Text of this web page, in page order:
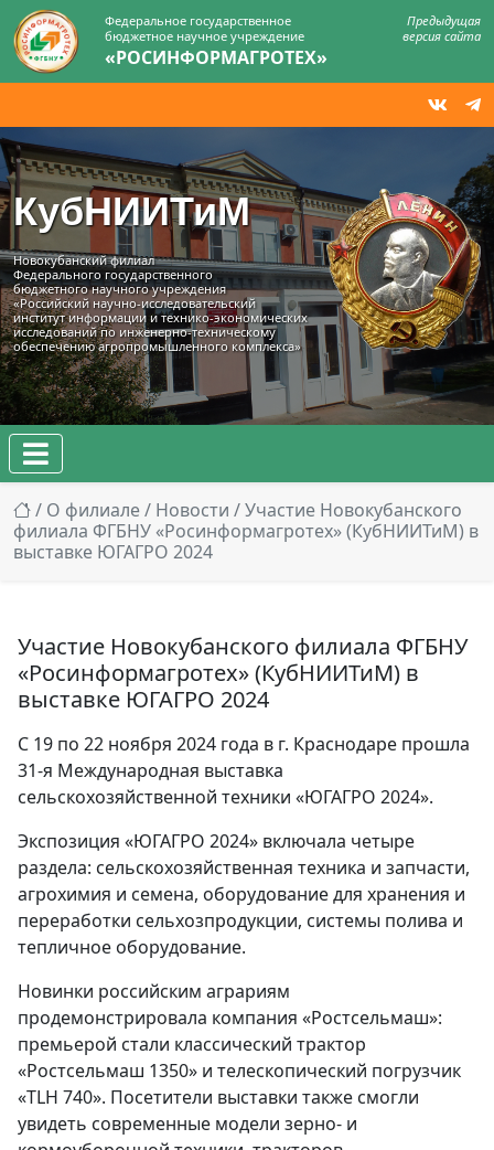
Федеральное государственное
бюджетное научное учреждение
«РОСИНФОРМАГРОТЕХ»
Предыдущая
версия сайта
КубНИИТиМ
Новокубанский филиал
Федерального государственного
бюджетного научного учреждения
«Российский научно-исследовательский
институт информации и технико‑экономических
исследований по инженерно‑техническому
обеспечению агропромышленного комплекса»
/ О филиале/ Новости / Участие Новокубанского
филиала ФГБНУ «Росинформагротех» (КубНИИТиМ) в
выставке ЮГАГРО 2024
Участие Новокубанского филиала ФГБНУ
«Росинформагротех» (КубНИИТиМ) в
выставке ЮГАГРО 2024
С 19 по 22 ноября 2024 года в г. Краснодаре прошла
31-я Международная выставка
сельскохозяйственной техники «ЮГАГРО 2024».
Экспозиция «ЮГАГРО 2024» включала четыре
раздела: сельскохозяйственная техника и запчасти,
агрохимия и семена, оборудование для хранения и
переработки сельхозпродукции, системы полива и
тепличное оборудование.
Новинки российским аграриям
продемонстрировала компания «Ростсельмаш»:
премьерой стали классический трактор
«Ростсельмаш 1350» и телескопический погрузчик
«TLH 740». Посетители выставки также смогли
увидеть современные модели зерно- и